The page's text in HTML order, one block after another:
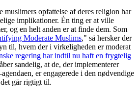
muslimers opfattelse af deres religion har
implikationer. Én ting er at ville
og en helt anden er at finde dem. Som
Moderate Muslims," så hersker der
til, hvem der i virkeligheden er moderat
regering har indtil nu haft en frygtelig
sandelig, at de, der implementerer
agendaen, er engagerede i den nødvendige
går rigtigt til.